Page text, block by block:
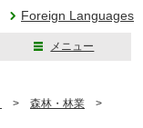
Foreign Languages
メニュー
> 森林・林業 >